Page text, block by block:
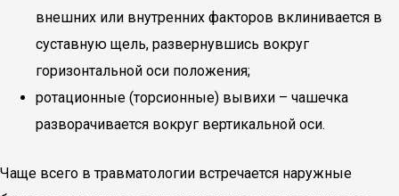
внешних или внутренних факторов вклинивается в
суставную щель, развернувшись вокруг
горизонтальной оси положения;
ротационные (торсионные) вывихи – чашечка
разворачивается вокруг вертикальной оси.
Чаще всего в травматологии встречается наружные